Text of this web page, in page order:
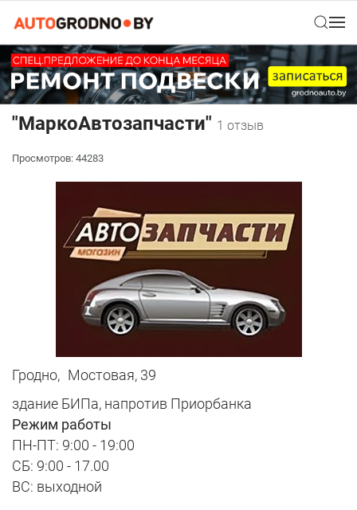
"МаркоАвтозапчасти" 1 отзыв
Просмотров: 44283
Гродно, Мостовая, 39
здание БИПа, напротив Приорбанка
Режим работы
ПН-ПТ: 9:00 - 19:00
СБ: 9:00 - 17.00
ВС: выходной